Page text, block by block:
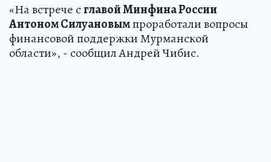
«На встрече сглавой Минфина России
Антоном Силуановымпроработали вопросы
финансовой поддержки Мурманской
области», - сообщил Андрей Чибис.